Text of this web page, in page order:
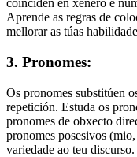
coinciden en xénero e
Aprende as regras de
mellorar as túas
3. Pronomes:
Os pronomes substitúen
repetición. Estuda os
pronomes de obxecto
pronomes posesivos
variedade ao teu discurso.